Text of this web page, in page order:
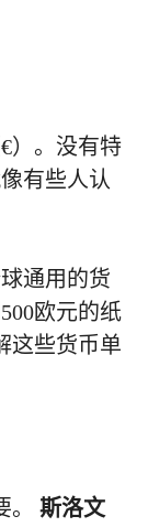
）。没有特
有些人认
通用的货
欧元的纸
这些货币单
。 斯洛文